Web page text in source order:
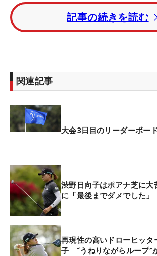
前半で4つ伸ばすと、折り返し直後
ディ。12番パー3をボギーとしたが、
15番パー5では残り80ヤードの3打
しており、好相性の地でツアー7勝目
てトータル3アンダー・10位タイに浮
は1つ伸ばしてトータル1アンダー・
古江と同組でプレーした渋野日向子
苦戦。4ボギー・1ダブルボギーの「
タル7オーバー・77位タイに後退した
トータル7アンダーの首位にハナ・
ース・キム（ともにオーストラリア
タイにマヤ・スターク（スウェーデ
記事の続きを読む
関連記事
大会3日目のリーダーボー
渋野日向子はポアナ芝に
に「最後までダメでした」
再現性の高いドローヒッタ
子 “うねりながらループ”